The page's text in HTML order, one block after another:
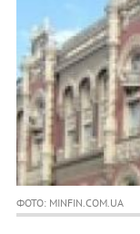
ФОТО: MINFIN.COM.UA